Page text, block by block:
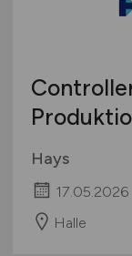
Hays
17.05.2026
Halle